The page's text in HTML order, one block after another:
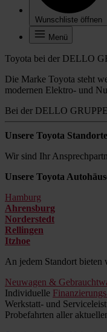
Wunschliste öffnen
Menü
Toyota bei der DELLO
Die Marke Toyota steht
modernen Elektro- und
Bei der DELLO GRUPPE
Unsere Toyota Standorte
Wir sind Ihr
Unsere Toyota
Hamburg
Ahrensburg
Norderstedt
Rellingen
Itzhoe
An jedem Standort bieten
Neuwagen &
Individuelle
Werkstatt- und
Probefahrten aller